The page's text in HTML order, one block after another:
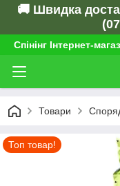
🚚 Швидка
Спінінг Інтернет-
Товари
Топ товар!